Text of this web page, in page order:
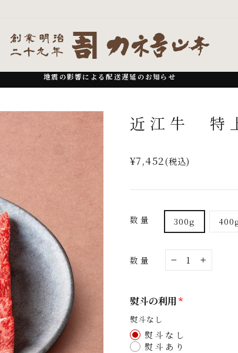
一
地震の影響による配送遅延のお知らせ
近江牛 特
通
価
¥7,452(税込)
数量 300g
数量
+
熨斗の利用
熨斗なし
熨斗なし
熨斗あり